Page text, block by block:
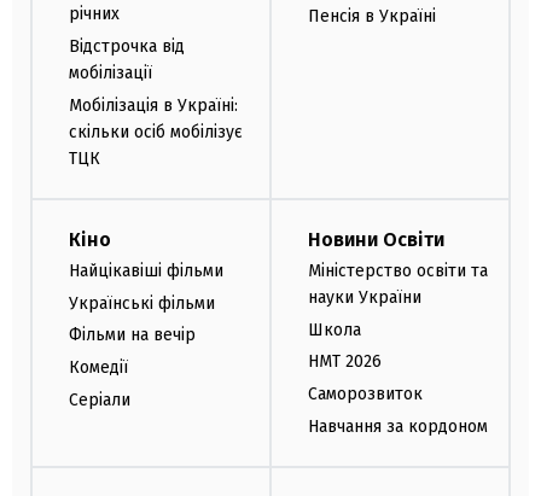
річних
Відстрочка від
мобілізації
Мобілізація в Україні:
скільки осіб мобілізує
ТЦК
Пенсія в Україні
Кіно
Найцікавіші фільми
Українські фільми
Фільми на вечір
Комедії
Серіали
Новини Освіти
Міністерство освіти та
науки України
Школа
НМТ 2026
Саморозвиток
Навчання за кордоном